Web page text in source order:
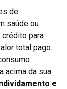
de
saúde ou
crédito para
total pago.
acima da sua
e